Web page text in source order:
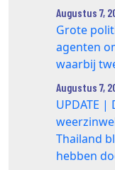
Augustus 7,
Grote
agenten
waarbij
Augustus 7,
UPDATE |
Thailand
hebben